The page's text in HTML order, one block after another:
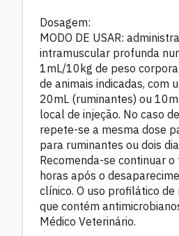
Dosagem:
MODO DE USAR:
intramuscular profunda
1mL/10kg de peso
de animais indicadas, com
20mL (ruminantes) ou
local de injeção. No caso
repete-se a mesma dose
para ruminantes ou dois
Recomenda-se continuar
horas após o
clínico. O uso profilático de
que contém
Médico Veterinário.